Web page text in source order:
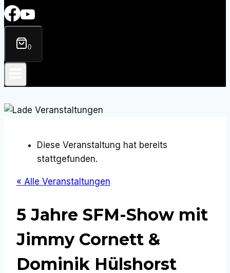
0
Diese Veranstaltung hat bereits
stattgefunden.
« Alle Veranstaltungen
5 Jahre SFM-Show mit
Jimmy Cornett &
Dominik Hülshorst